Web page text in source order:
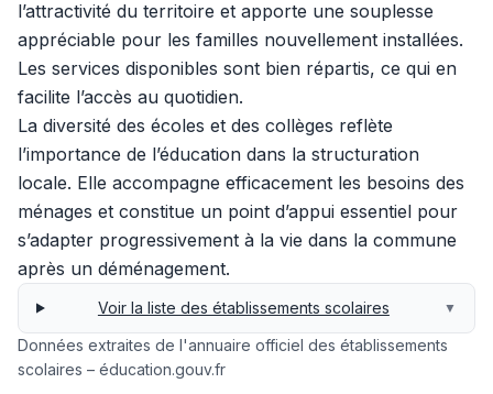
l’attractivité du territoire et apporte une souplesse
appréciable pour les familles nouvellement installées.
Les services disponibles sont bien répartis, ce qui en
facilite l’accès au quotidien.
La diversité des écoles et des collèges reflète
l’importance de l’éducation dans la structuration
locale. Elle accompagne efficacement les besoins des
ménages et constitue un point d’appui essentiel pour
s’adapter progressivement à la vie dans la commune
après un déménagement.
Voir la liste des établissements scolaires ▼
Données extraites de l'annuaire officiel des établissements
scolaires – éducation.gouv.fr